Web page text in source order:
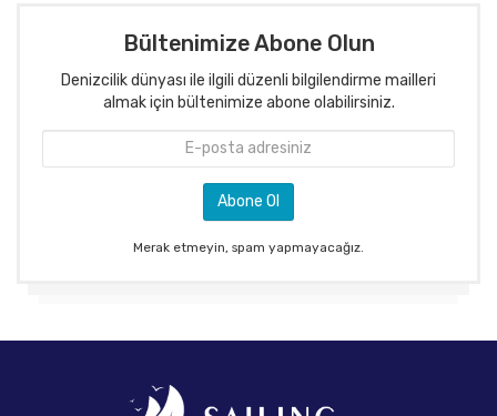
Bültenimize Abone Olun
Denizcilik dünyası ile ilgili düzenli bilgilendirme mailleri
almak için bültenimize abone olabilirsiniz.
Merak etmeyin, spam yapmayacağız.